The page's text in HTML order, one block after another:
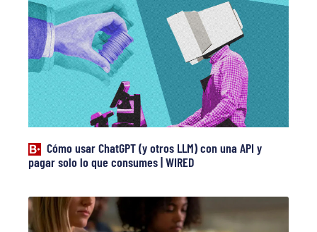
Cómo usar ChatGPT (y otros LLM) con una API y
pagar solo lo que consumes | WIRED